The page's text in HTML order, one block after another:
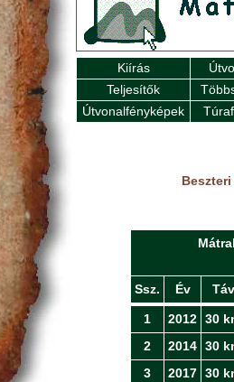
Kiírás
Teljesítők
Útvonalfényképek
Ssz. Év Táv
1 2012 30
2
2014 30
3
2017 30